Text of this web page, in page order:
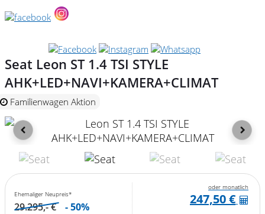
Seat Leon ST 1.4 TSI STYLE
AHK+LED+NAVI+KAMERA+CLIMAT
Familienwagen Aktion
Ehemaliger Neupreis*
29.295,- € - 50%
oder monatlich
247,50 €